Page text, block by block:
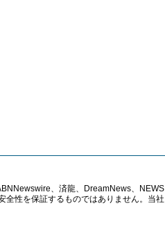
、済龍、DreamNews、NEWS
全性を保証するものではありません。当社